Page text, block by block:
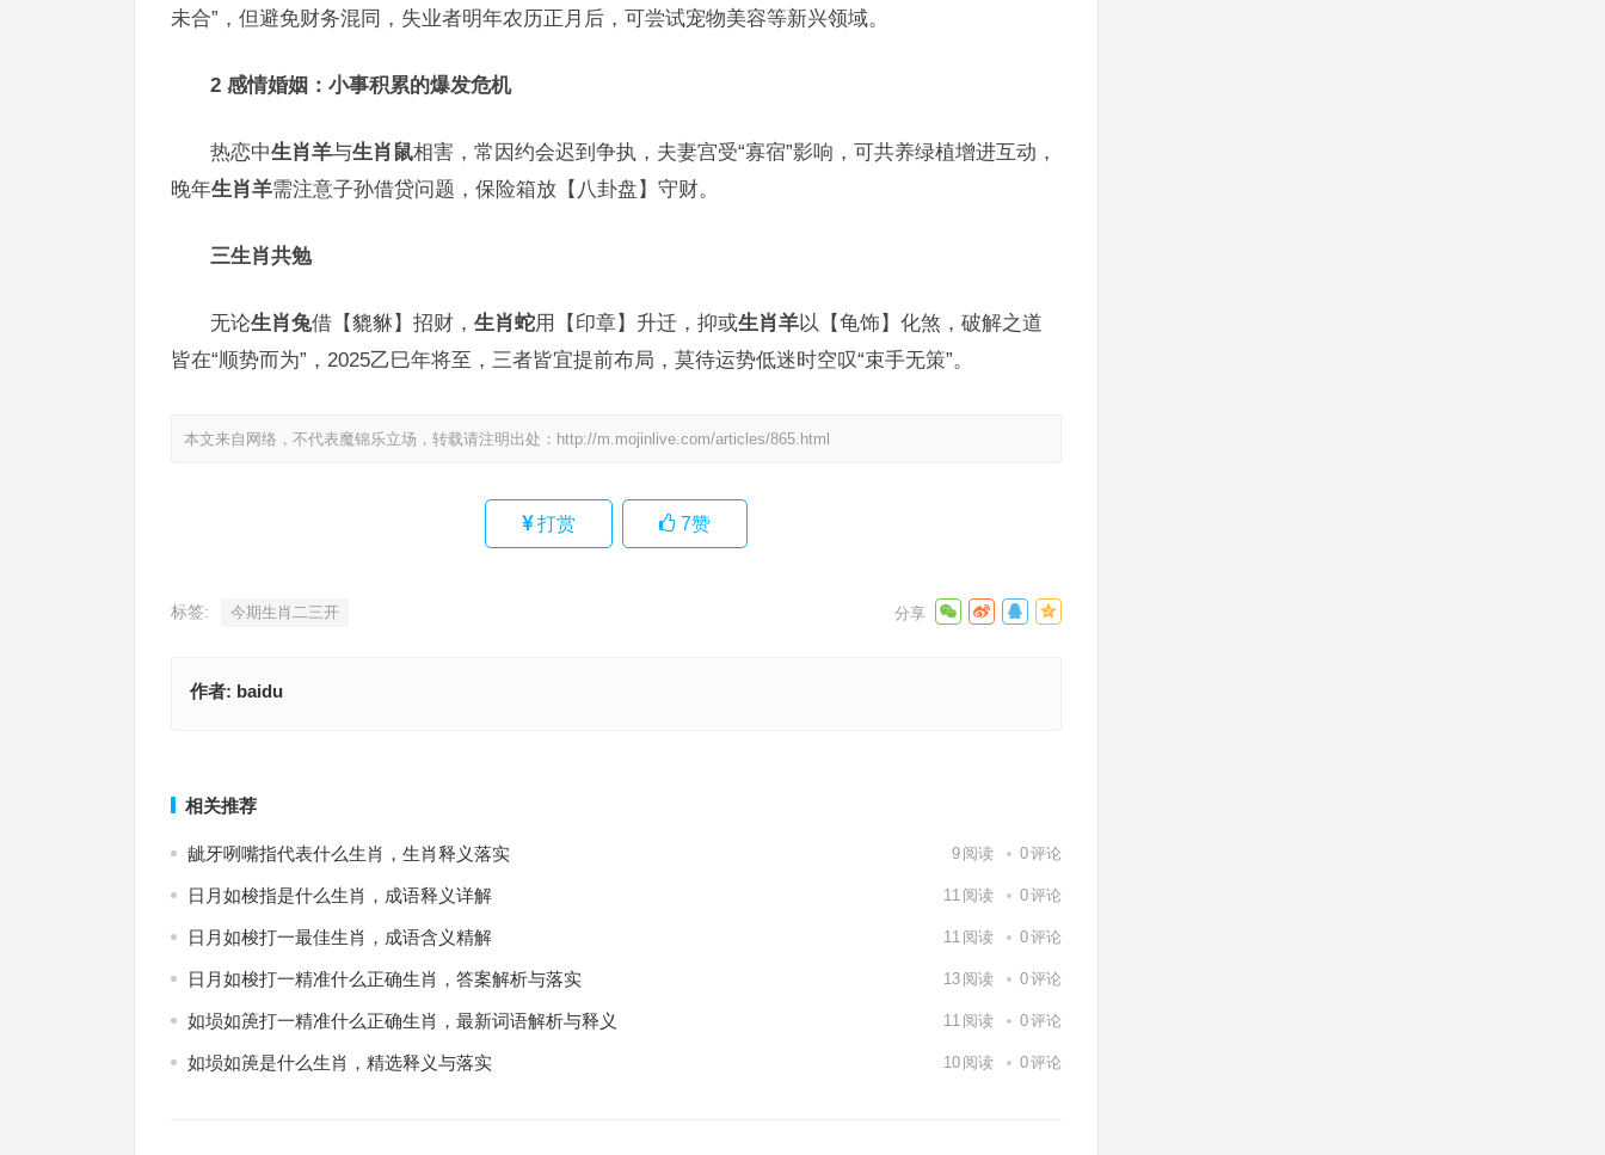
未合”，但避免财务混同，失业者明年农历正月后，可尝试宠物美容等新兴领域。
2 感情婚姻：小事积累的爆发危机
热恋中生肖羊与生肖鼠相害，常因约会迟到争执，夫妻宫受“寡宿”影响，可共养绿植增进互动，
晚年生肖羊需注意子孙借贷问题，保险箱放【八卦盘】守财。
三生肖共勉
无论生肖兔借【貔貅】招财， 生肖蛇用【印章】升迁，抑或生肖羊以【龟饰】化煞，破解之道
皆在“顺势而为”，2025乙巳年将至，三者皆宜提前布局，莫待运势低迷时空叹“束手无策”。
本文来自网络，不代表魔锦乐立场，转载请注明出处： http://m.mojinlive.com/articles/865.html
打赏 7赞
标签: 今期生肖二三开
作者: baidu
相关推荐
龇牙咧嘴指代表什么生肖，生肖释义落实 9 阅读 0评论
日月如梭指是什么生肖，成语释义详解 11 阅读 0评论
日月如梭打一最佳生肖，成语含义精解 11 阅读 0评论
日月如梭打一精准什么正确生肖，答案解析与落实 13 阅读 0评论
如埙如箎打一精准什么正确生肖，最新词语解析与释义 11 阅读 0评论
如埙如箎是什么生肖，精选释义与落实 10 阅读 0评论